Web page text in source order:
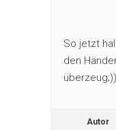
So jetzt
den
überzeug;))
Autor